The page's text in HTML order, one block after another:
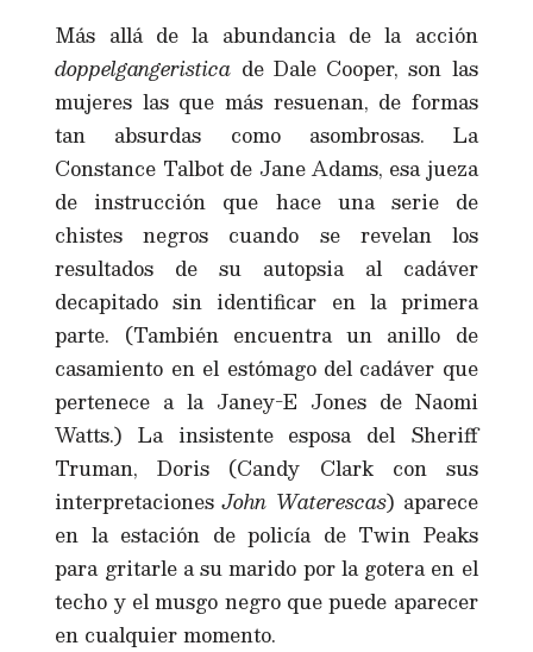
Más allá de la abundancia de la acción
doppelgangeristica de Dale Cooper, son las
mujeres las que más resuenan, de formas
tan absurdas como asombrosas. La
Constance Talbot de Jane Adams, esa jueza
de instrucción que hace una serie de
chistes negros cuando se revelan los
resultados de su autopsia al cadáver
decapitado sin identificar en la primera
parte. (También encuentra un anillo de
casamiento en el estómago del cadáver que
pertenece a la Janey-E Jones de Naomi
Watts.) La insistente esposa del Sheriff
Truman, Doris (Candy Clark con sus
interpretacionesJohn Waterescas) aparece
en la estación de policía de Twin Peaks
para gritarle a su marido por la gotera en el
techo y el musgo negro que puede aparecer
en cualquier momento.